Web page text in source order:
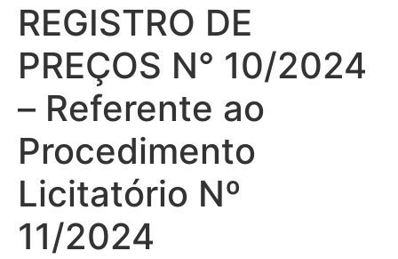
REGISTRO DE
PREÇOS N° 10/2024
– Referente ao
Procedimento
Licitatório Nº
11/2024